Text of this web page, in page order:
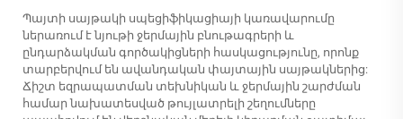
Պայտի սայթակի սպեցիֆիկացիայի կառավարումը
ներառում է նյութի ջերմային բնութագրերի և
ընդարձակման գործակիցների հասկացությունը, որոնք
տարբերվում են ավանդական փայտային սայթակներից:
Ճիշտ եզրապատման տեխնիկան և ջերմային շարժման
համար նախատեսված թույլատրելի շեղումները